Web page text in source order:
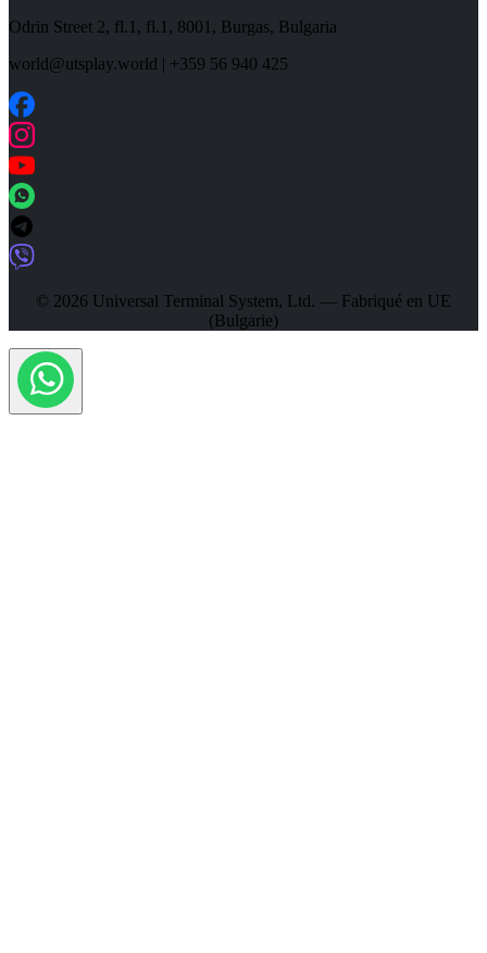
Odrin Street 2, fl.1 , fl.1, 8001 , Burgas, Bulgaria
world@utsplay.world | +359 56 940 425
© 2026 Universal Terminal System, Ltd. — Fabriqué en UE
(Bulgarie)